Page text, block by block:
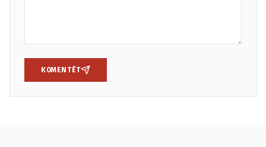
KOMENTĒT